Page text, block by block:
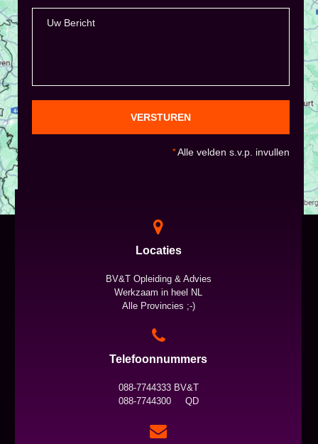
VERSTUREN
*Alle velden s.v.p. invullen
Locaties
BV&T Opleiding & Advies
Werkzaam in heel NL
Alle Provincies ;-)
Telefoonnummers
088-7744333 BV&T
088-7744300 QD